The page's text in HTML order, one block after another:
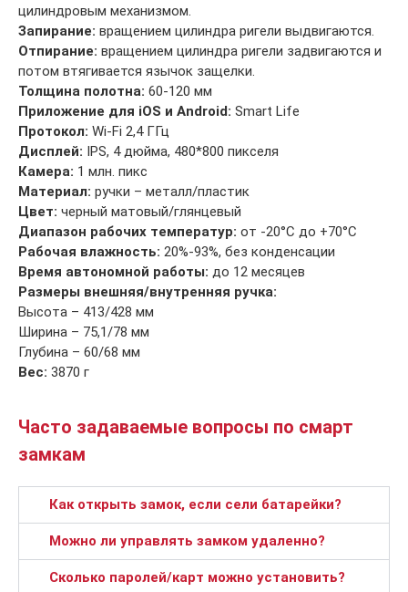
цилиндровым механизмом.
Запирание: вращением цилиндра ригели выдвигаются.
Отпирание: вращением цилиндра ригели задвигаются и
потом втягивается язычок защелки.
Толщина полотна: 60-120 мм
Приложение для iOS и Android: Smart Life
Протокол: Wi-Fi 2,4 ГГц
Дисплей: IPS, 4 дюйма, 480*800 пикселя
Камера: 1 млн. пикс
Материал: ручки – металл/пластик
Цвет: черный матовый/глянцевый
Диапазон рабочих температур: от -20°C до +70°C
Рабочая влажность: 20%-93%, без конденсации
Время автономной работы: до 12 месяцев
Размеры внешняя/внутренняя ручка:
Высота – 413/428 мм
Ширина – 75,1/78 мм
Глубина – 60/68 мм
Вес: 3870 г
Часто задаваемые вопросы по смарт
замкам
Как открыть замок, если сели батарейки?
Можно ли управлять замком удаленно?
Сколько паролей/карт можно установить?